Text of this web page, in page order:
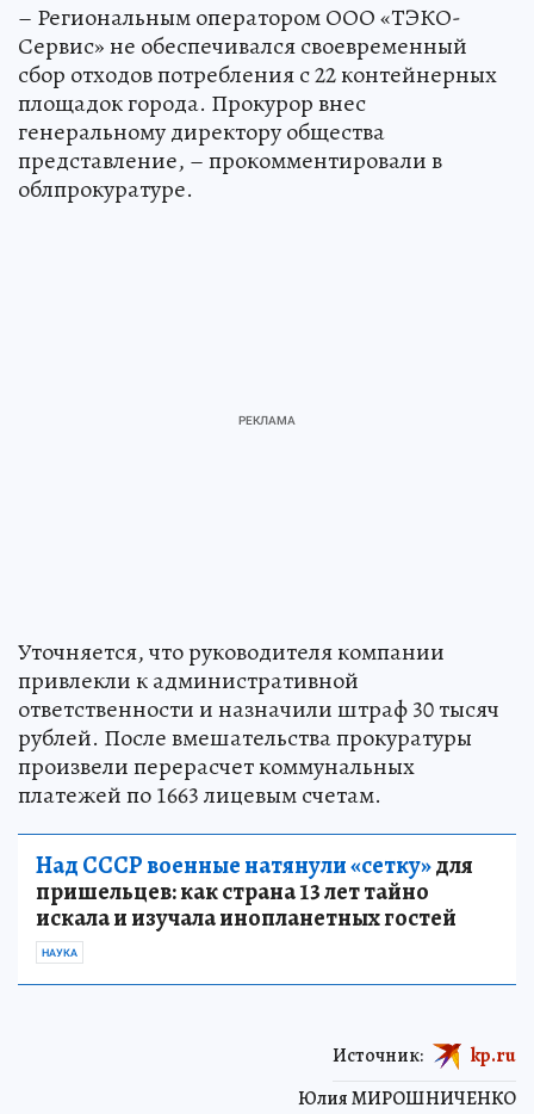
– Региональным оператором ООО «ТЭКО-
Сервис» не обеспечивался своевременный
сбор отходов потребления с 22 контейнерных
площадок города. Прокурор внес
генеральному директору общества
представление, – прокомментировали в
облпрокуратуре.
Уточняется, что руководителя компании
привлекли к административной
ответственности и назначили штраф 30 тысяч
рублей. После вмешательства прокуратуры
произвели перерасчет коммунальных
платежей по 1663 лицевым счетам.
Над СССР военные натянули «сетку»для
пришельцев: как страна 13 лет тайно
искала и изучала инопланетных гостей
НАУКА
Юлия МИРОШНИЧЕНКО
Источник: kp.ru